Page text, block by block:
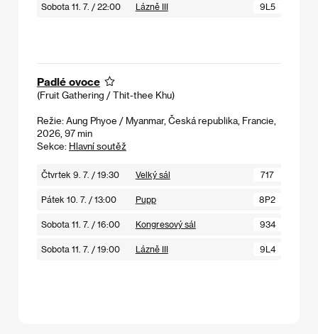
Sobota 11. 7. / 22:00 Lázně III 9L5
Padlé ovoce
(Fruit Gathering / Thit-thee Khu)
Režie: Aung Phyoe / Myanmar, Česká republika, Francie,
2026, 97 min
Sekce: Hlavní soutěž
Čtvrtek 9. 7. / 19:30 Velký sál 717
Pátek 10. 7. / 13:00 Pupp 8P2
Sobota 11. 7. / 16:00 Kongresový sál 934
Sobota 11. 7. / 19:00 Lázně III 9L4